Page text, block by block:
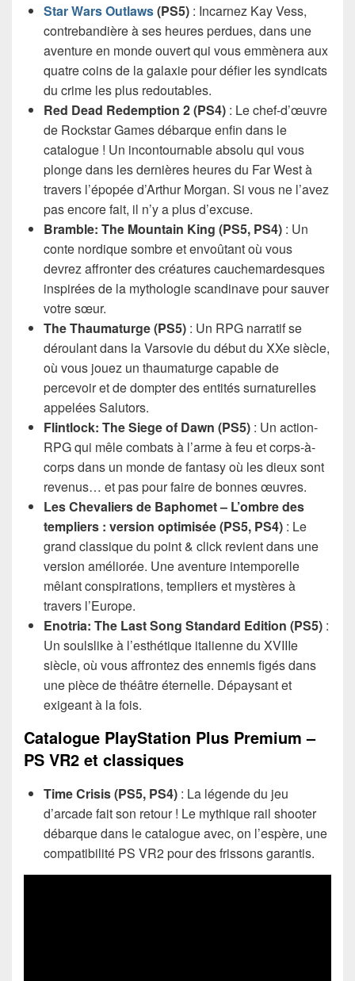
Star Wars Outlaws(PS5) : Incarnez Kay Vess,
contrebandière à ses heures perdues, dans une
aventure en monde ouvert qui vous emmènera aux
quatre coins de la galaxie pour défier les syndicats
du crime les plus redoutables.
Red Dead Redemption 2 (PS4) : Le chef-d’œuvre
de Rockstar Games débarque enfin dans le
catalogue ! Un incontournable absolu qui vous
plonge dans les dernières heures du Far West à
travers l’épopée d’Arthur Morgan. Si vous ne l’avez
pas encore fait, il n’y a plus d’excuse.
Bramble: The Mountain King (PS5, PS4) : Un
conte nordique sombre et envoûtant où vous
devrez affronter des créatures cauchemardesques
inspirées de la mythologie scandinave pour sauver
votre sœur.
The Thaumaturge (PS5) : Un RPG narratif se
déroulant dans la Varsovie du début du XXe siècle,
où vous jouez un thaumaturge capable de
percevoir et de dompter des entités surnaturelles
appelées Salutors.
Flintlock: The Siege of Dawn (PS5) : Un action-
RPG qui mêle combats à l’arme à feu et corps-à-
corps dans un monde de fantasy où les dieux sont
revenus… et pas pour faire de bonnes œuvres.
Les Chevaliers de Baphomet – L’ombre des
templiers : version optimisée (PS5, PS4) : Le
grand classique du point & click revient dans une
version améliorée. Une aventure intemporelle
mêlant conspirations, templiers et mystères à
travers l’Europe.
Enotria: The Last Song Standard Edition (PS5) :
Un soulslike à l’esthétique italienne du XVIIIe
siècle, où vous affrontez des ennemis figés dans
une pièce de théâtre éternelle. Dépaysant et
exigeant à la fois.
Catalogue PlayStation Plus Premium –
PS VR2 et classiques
Time Crisis (PS5, PS4) : La légende du jeu
d’arcade fait son retour ! Le mythique rail shooter
débarque dans le catalogue avec, on l’espère, une
compatibilité PS VR2 pour des frissons garantis.